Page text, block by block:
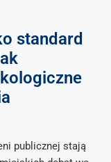
standard
publicznej stają